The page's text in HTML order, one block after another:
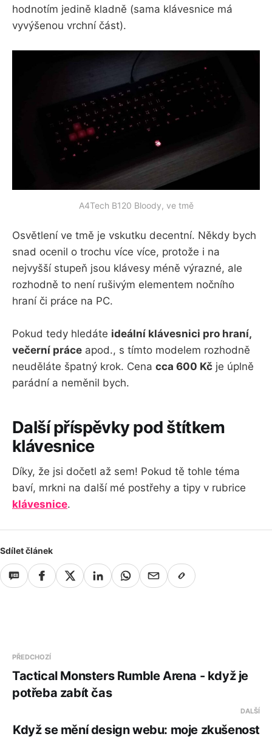
hodnotím jedině kladně (sama klávesnice má
vyvýšenou vrchní část).
A4Tech B120 Bloody, ve tmě
Osvětlení ve tmě je vskutku decentní. Někdy bych
snad ocenil o trochu více více, protože i na
nejvyšší stupeň jsou klávesy méně výrazné, ale
rozhodně to není rušivým elementem nočního
hraní či práce na PC.
Pokud tedy hledáte ideální klávesnici pro hraní,
večerní práce apod., s tímto modelem rozhodně
neuděláte špatný krok. Cena cca 600 Kč je úplně
parádní a neměnil bych.
Další příspěvky pod štítkem
klávesnice
Díky, že jsi dočetl až sem! Pokud tě tohle téma
baví, mrkni na další mé postřehy a tipy v rubrice
klávesnice.
Sdílet článek
PŘEDCHOZÍ
Tactical Monsters Rumble Arena - když je
potřeba zabít čas
DALŠÍ
Když se mění design webu: moje zkušenost